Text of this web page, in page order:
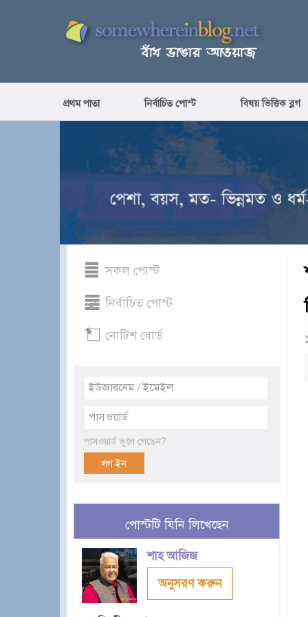
প্রথম পাতা নির্বাচিত পোস্ট বিষয় ভিত্তিক ব্লগ
সকল পোস্ট
নির্বাচিত পোস্ট
নোটিশ বোর্ড
পাসওয়ার্ড ভুলে গেছেন?
পোস্টটি যিনি লিখেছেন
শাহ আজিজ
অনুসরণ করুন